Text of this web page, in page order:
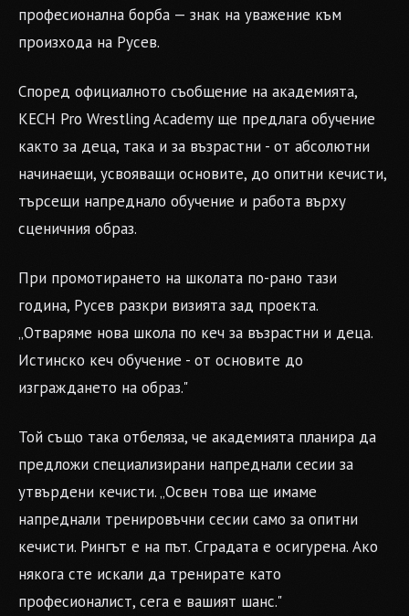
професионална борба — знак на уважение към
произхода на Русев.
Според официалното съобщение на академията,
KECH Pro Wrestling Academy ще предлага обучение
както за деца, така и за възрастни - от абсолютни
начинаещи, усвояващи основите, до опитни кечисти,
търсещи напреднало обучение и работа върху
сценичния образ.
При промотирането на школата по-рано тази
година, Русев разкри визията зад проекта.
„Отваряме нова школа по кеч за възрастни и деца.
Истинско кеч обучение - от основите до
изграждането на образ."
Той също така отбеляза, че академията планира да
предложи специализирани напреднали сесии за
утвърдени кечисти. „Освен това ще имаме
напреднали тренировъчни сесии само за опитни
кечисти. Рингът е на път. Сградата е осигурена. Ако
някога сте искали да тренирате като
професионалист, сега е вашият шанс."